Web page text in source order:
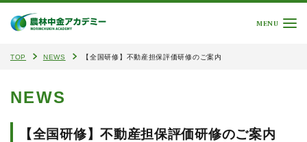
MENU
TOP NEWS 【全国研修】不動産担保評価研修のご案内
NEWS
【全国研修】不動産担保評価研修のご案内